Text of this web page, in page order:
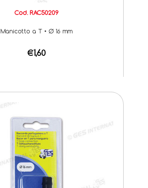
Cod. RAC50209
Manicotto a T • Ø 16 mm
€1,60